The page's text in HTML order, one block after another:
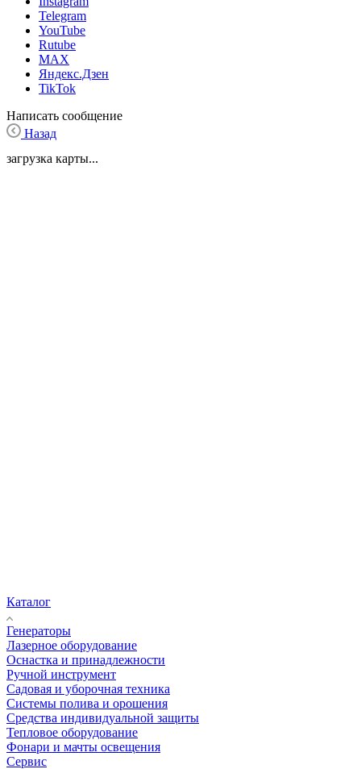
Telegram
YouTube
Rutube
MAX
Яндекс.Дзен
TikTok
Написать сообщение
Назад
загрузка карты...
Каталог
Генераторы
Лазерное оборудование
Оснастка и принадлежности
Ручной инструмент
Садовая и уборочная техника
Системы полива и орошения
Средства индивидуальной защиты
Тепловое оборудование
Фонари и мачты освещения
Сервис